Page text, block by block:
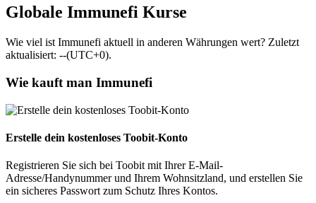
Globale Immunefi Kurse
Wie viel ist Immunefi aktuell in anderen Währungen wert? Zuletzt
aktualisiert: --(UTC+0).
Wie kauft man Immunefi
Erstelle dein kostenloses Toobit-Konto
Registrieren Sie sich bei Toobit mit Ihrer E-Mail-
Adresse/Handynummer und Ihrem Wohnsitzland, und erstellen Sie
ein sicheres Passwort zum Schutz Ihres Kontos.